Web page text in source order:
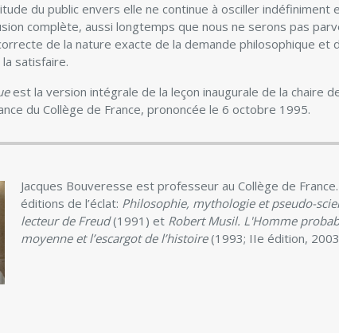
du public envers elle ne continue à osciller indéfiniment
complète, aussi longtemps que nous ne serons pas
de la nature exacte de la demande philosophique et
satisfaire.
est la version intégrale de la leçon inaugurale de la chaire
du Collège de France, prononcée le 6 octobre 1995.
Jacques Bouveresse est professeur au Collège de
éditions de l’éclat: Philosophie, mythologie et pseudo-
lecteur de Freud(1991) et Robert Musil. L'Homme
moyenne et l’escargot de l’histoire(1993; IIe édition,